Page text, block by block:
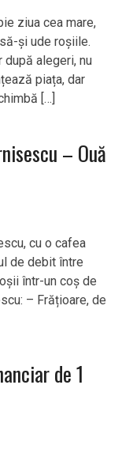
ziua cea mare,
și ude roșiile.
după alegeri, nu
piața, dar
[…]
– Ouă
cu o cafea
de debit între
într-un coș de
– Frățioare, de
de 1